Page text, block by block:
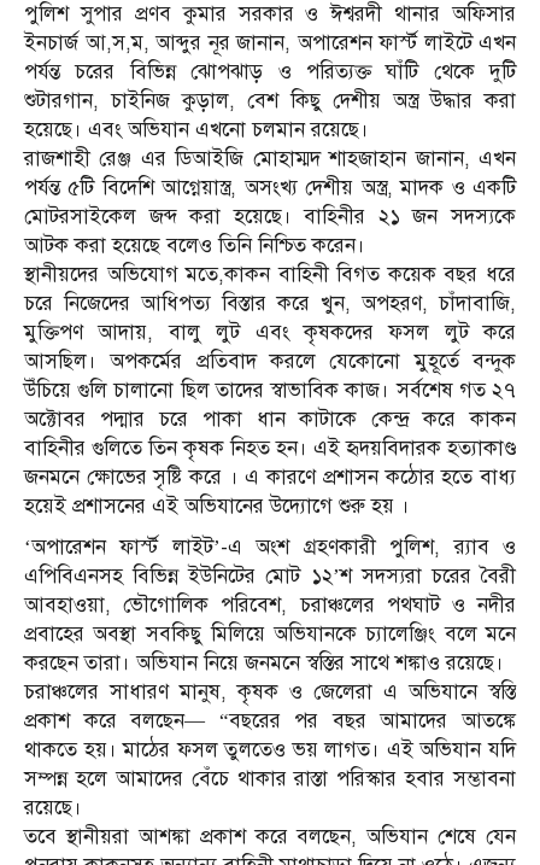
পুলিশ সুপার প্রণব কুমার সরকার ও ঈশ্বরদী থানার অফিসার
ইনচার্জ আ,স,ম, আব্দুর নূর জানান, অপারেশন ফার্স্ট লাইটে এখন
পর্যন্ত চরের বিভিন্ন ঝোপঝাড় ও পরিত্যক্ত ঘাঁটি থেকে দুটি
শুটারগান, চাইনিজ কুড়াল, বেশ কিছু দেশীয় অস্ত্র উদ্ধার করা
হয়েছে। এবং অভিযান এখনো চলমান রয়েছে।
রাজশাহী রেঞ্জ এর ডিআইজি মোহাম্মদ শাহজাহান জানান, এখন
পর্যন্ত ৫টি বিদেশি আগ্নেয়াস্ত্র, অসংখ্য দেশীয় অস্ত্র, মাদক ও একটি
মোটরসাইকেল জব্দ করা হয়েছে। বাহিনীর ২১ জন সদস্যকে
আটক করা হয়েছে বলেও তিনি নিশ্চিত করেন।
স্থানীয়দের অভিযোগ মতে,কাকন বাহিনী বিগত কয়েক বছর ধরে
চরে নিজেদের আধিপত্য বিস্তার করে খুন, অপহরণ, চাঁদাবাজি,
মুক্তিপণ আদায়, বালু লুট এবং কৃষকদের ফসল লুট করে
আসছিল। অপকর্মের প্রতিবাদ করলে যেকোনো মুহূর্তে বন্দুক
উঁচিয়ে গুলি চালানো ছিল তাদের স্বাভাবিক কাজ। সর্বশেষ গত ২৭
অক্টোবর পদ্মার চরে পাকা ধান কাটাকে কেন্দ্র করে কাকন
বাহিনীর গুলিতে তিন কৃষক নিহত হন। এই হৃদয়বিদারক হত্যাকাণ্ড
জনমনে ক্ষোভের সৃষ্টি করে । এ কারণে প্রশাসন কঠোর হতে বাধ্য
হয়েই প্রশাসনের এই অভিযানের উদ্যোগে শুরু হয় ।
‘অপারেশন ফার্স্ট লাইট’-এ অংশ গ্রহণকারী পুলিশ, র‌্যাব ও
এপিবিএনসহ বিভিন্ন ইউনিটের মোট ১২’শ সদস্যরা চরের বৈরী
আবহাওয়া, ভৌগোলিক পরিবেশ, চরাঞ্চলের পথঘাট ও নদীর
প্রবাহের অবস্থা সবকিছু মিলিয়ে অভিযানকে চ্যালেঞ্জিং বলে মনে
করছেন তারা। অভিযান নিয়ে জনমনে স্বস্তির সাথে শঙ্কাও রয়েছে।
চরাঞ্চলের সাধারণ মানুষ, কৃষক ও জেলেরা এ অভিযানে স্বস্তি
প্রকাশ করে বলছেন— “বছরের পর বছর আমাদের আতঙ্কে
থাকতে হয়। মাঠের ফসল তুলতেও ভয় লাগত। এই অভিযান যদি
সম্পন্ন হলে আমাদের বেঁচে থাকার রাস্তা পরিস্কার হবার সম্ভাবনা
রয়েছে।
তবে স্থানীয়রা আশঙ্কা প্রকাশ করে বলছেন, অভিযান শেষে যেন